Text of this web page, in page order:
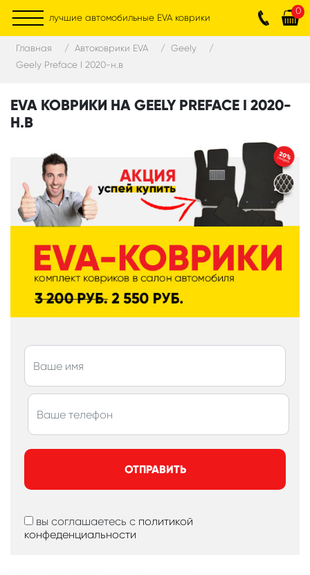
лучшие автомобильные EVA коврики
0
Главная Автоковрики EVA
Geely
Geely Preface I 2020-н.в
EVA КОВРИКИ НА GEELY PREFACE I 2020-
Н.В
ОТПРАВИТЬ
вы соглашаетесь с политикой
конфеденциальности